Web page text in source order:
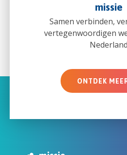
missie
Samen verbinden,
vertegenwoordigen
Nederland
ONTDEK